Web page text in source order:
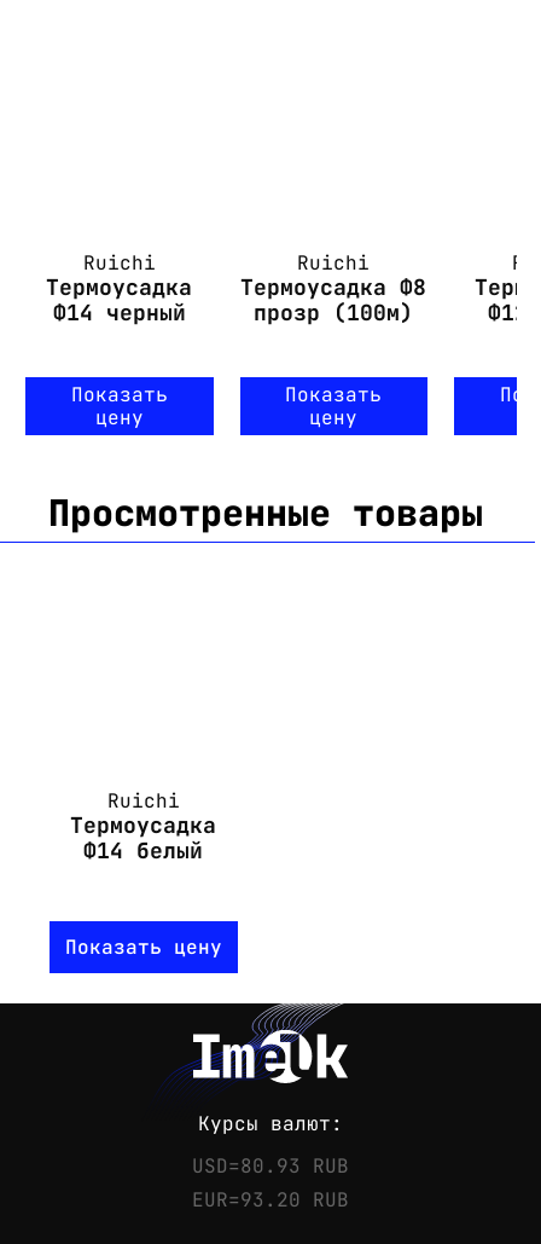
Ruichi
Термоусадка
Ф14 черный
Показать
цену
Ruichi
Термоусадка Ф8
прозр (100м)
Показать
цену
Ф12
Просмотренные товары
Ruichi
Термоусадка
Ф14 белый
Показать цену
Курсы валют:
USD=80.93 RUB
EUR=93.20 RUB